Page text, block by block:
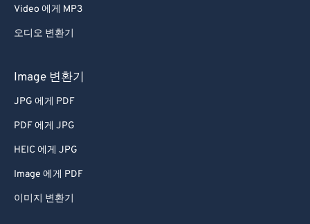
Video 에게 MP3
오디오 변환기
Image 변환기
JPG 에게 PDF
PDF 에게 JPG
HEIC 에게 JPG
Image 에게 PDF
이미지 변환기